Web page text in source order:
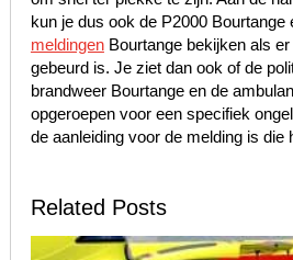
kun je dus ook de P2000 Bourtange
meldingenBourtange bekijken als
gebeurd is. Je ziet dan ook of de
brandweer Bourtange en de
opgeroepen voor een specifiek
de aanleiding voor de melding is die
Related Posts